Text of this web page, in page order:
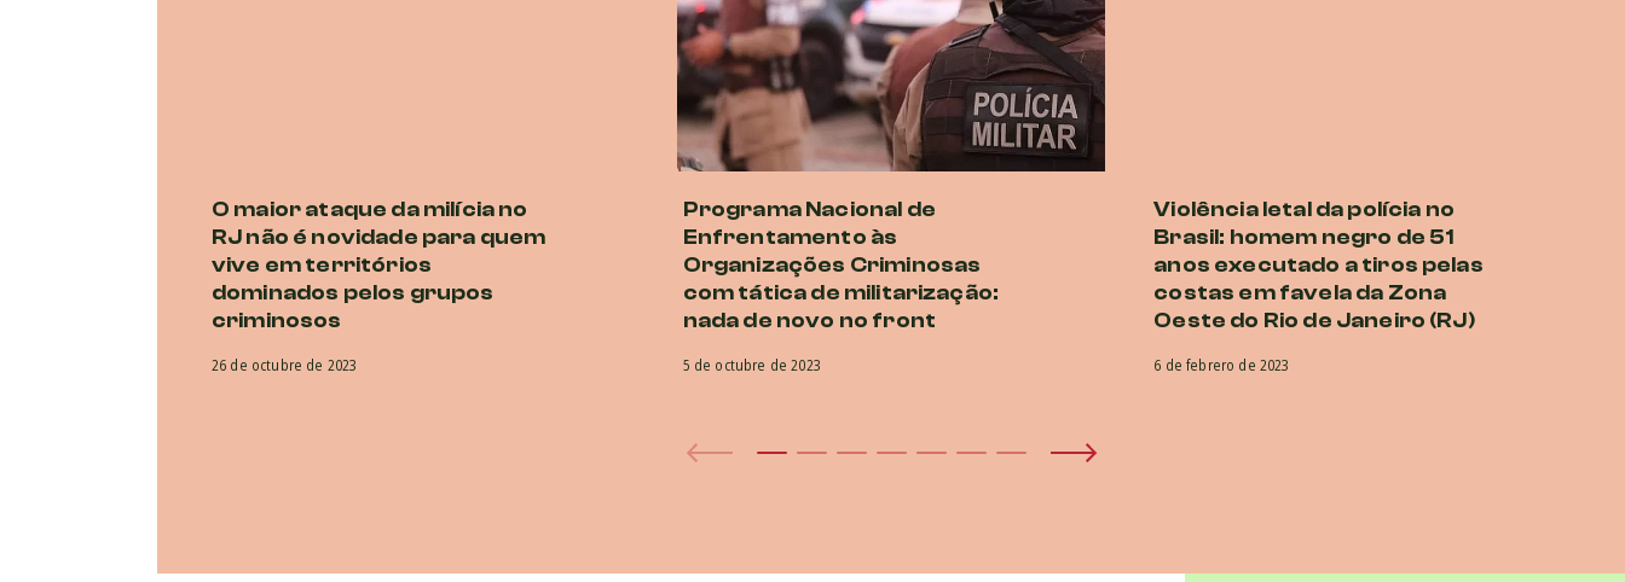
O maior ataque da milícia no
RJ não é novidade para quem
vive em territórios
dominados pelos grupos
criminosos
26 de octubre de 2023
Programa Nacional de
Enfrentamento às
Organizações Criminosas
com tática de militarização:
nada de novo no front
5 de octubre de 2023
Violência letal da polícia no
Brasil: homem negro de 51
anos executado a tiros pelas
costas em favela da Zona
Oeste do Rio de Janeiro (RJ)
6 de febrero de 2023